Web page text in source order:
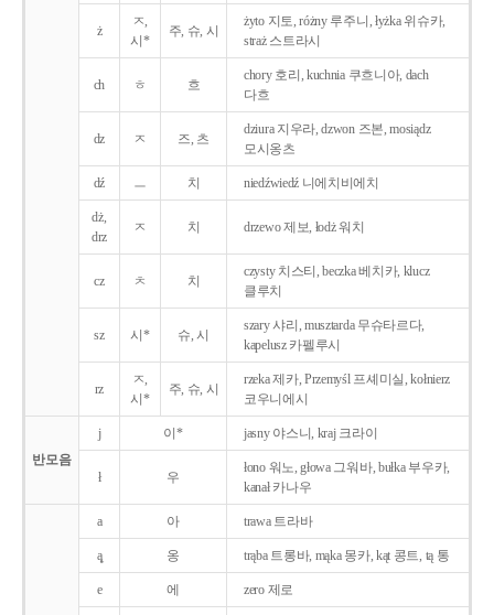
ż
ㅈ,
시*
주, 슈, 시
żyto 지토, różny 루주니, łyżka 위슈카,
straż 스트라시
ch ㅎ 흐
chory 호리, kuchnia 쿠흐니아, dach
다흐
dz ㅈ 즈, 츠
dziura 지우라, dzwon 즈본, mosiądz
모시옹츠
dź ㅡ 치 niedźwiedź 니에치비에치
dż,
drz
ㅈ 치 drzewo 제보, łodż 워치
cz ㅊ 치
czysty 치스티, beczka 베치카, klucz
클루치
sz 시* 슈, 시
szary 샤리, musztarda 무슈타르다,
kapelusz 카펠루시
rz
ㅈ,
시*
주, 슈, 시
rzeka 제카, Przemyśl 프셰미실, kołnierz
코우니에시
반모음
j 이* jasny 야스니, kraj 크라이
ł 우
łono 워노, głowa 그워바, bułka 부우카,
kanał 카나우
a 아 trawa 트라바
ą̨ 옹 trąba 트롱바, mąka 몽카, kąt 콩트, tą 통
e 에 zero 제로